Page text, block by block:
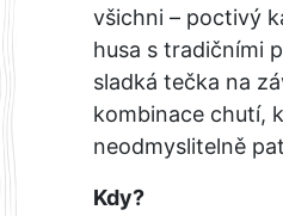
všichni – poctivý
husa s tradičními
sladká tečka na
kombinace chutí,
neodmyslitelně
Kdy?